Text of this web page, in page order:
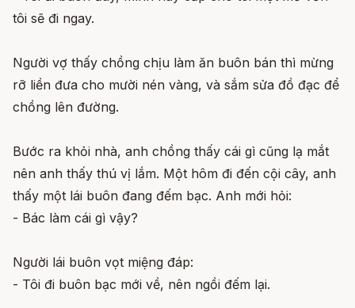
tôi sẽ đi ngay.
Người vợ thấy chồng chịu làm ăn buôn bán thì mừng
rỡ liền đưa cho mười nén vàng, và sắm sửa đồ đạc để
chồng lên đường.
Bước ra khỏi nhà, anh chồng thấy cái gì cũng lạ mắt
nên anh thấy thú vị lắm. Một hôm đi đến cội cây, anh
thấy một lái buôn đang đếm bạc. Anh mới hỏi:
- Bác làm cái gì vậy?
Người lái buôn vọt miệng đáp:
- Tôi đi buôn bạc mới về, nên ngồi đếm lại.